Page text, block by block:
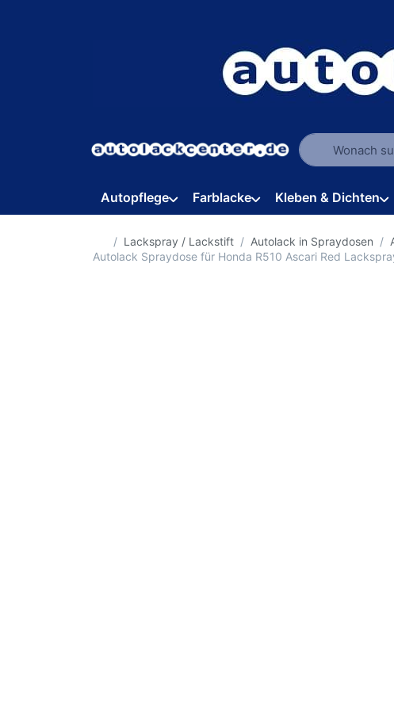
Geben Sie
Autopflege Farblacke Kleben & Dichten
Startseite
Lackspray / Lackstift Autolack in Spraydosen
Autolack Spraydose für Honda R510 Ascari Red